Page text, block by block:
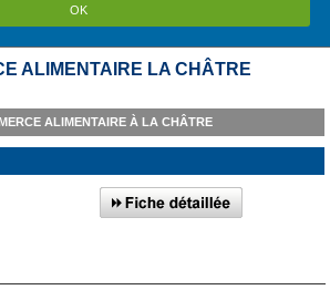
OK
ALIMENTAIRE LA CHÂTRE
ALIMENTAIRE À LA CHÂTRE